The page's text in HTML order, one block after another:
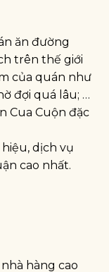
ăn đường
trên thế giới
của quán như
đợi quá lâu; …
Cua Cuộn đặc
dịch vụ
cao nhất.
hàng cao